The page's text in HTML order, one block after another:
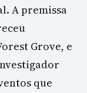
A premissa
Grove, e
que